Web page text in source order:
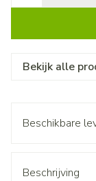
Bekijk alle
Beschikbare
Beschrijving